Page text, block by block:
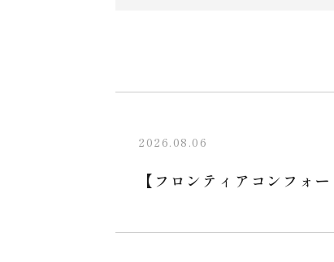
2026.08.06
【フロンティアコンフォ